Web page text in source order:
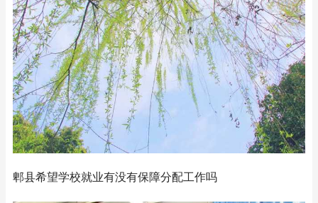
郫县希望学校就业有没有保障分配工作吗